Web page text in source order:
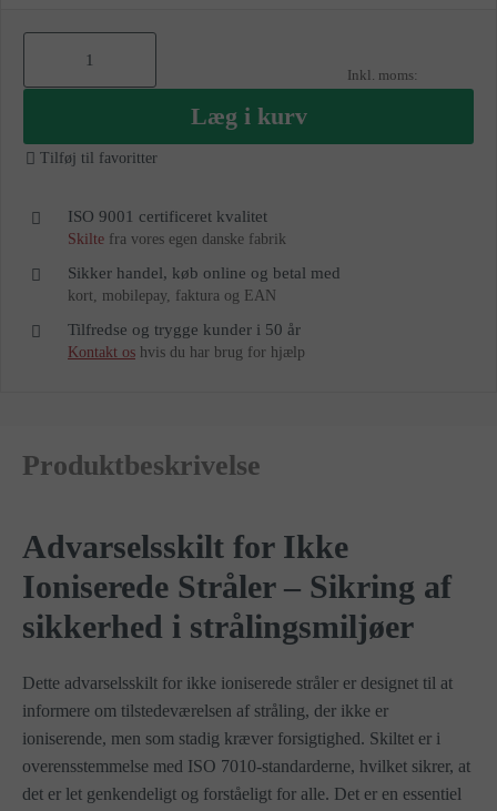
low
Læg i kurv
Tilføj til favoritter
ISO 9001 certificeret kvalitet
Skilte fra vores egen danske fabrik
Sikker handel, køb online og betal med
kort, mobilepay, faktura og EAN
Tilfredse og trygge kunder i 50 år
Kontakt os hvis du har brug for hjælp
Produktbeskrivelse
Advarselsskilt for Ikke
Ioniserede Stråler – Sikring af
sikkerhed i strålingsmiljøer
Dette advarselsskilt for ikke ioniserede stråler er designet til at
informere om tilstedeværelsen af stråling, der ikke er
ioniserende, men som stadig kræver forsigtighed. Skiltet er i
overensstemmelse med ISO 7010-standarderne, hvilket sikrer, at
det er let genkendeligt og forståeligt for alle. Det er en essentiel